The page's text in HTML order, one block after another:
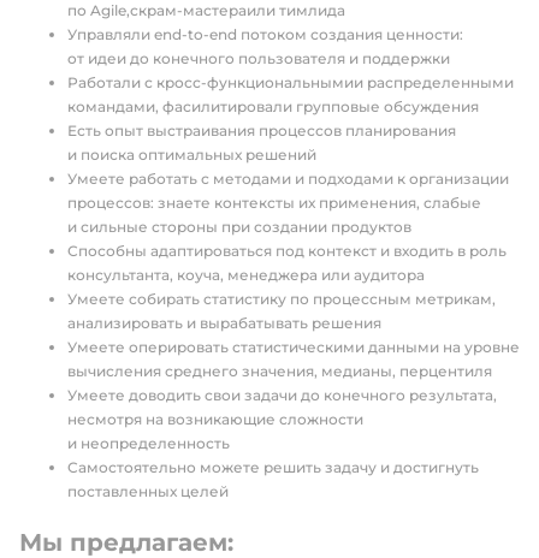
по Agile,скрам-мастераили тимлида
Управляли end-to-end потоком создания ценности:
от идеи до конечного пользователя и поддержки
Работали с кросс-функциональнымии распределенными
командами, фасилитировали групповые обсуждения
Есть опыт выстраивания процессов планирования
и поиска оптимальных решений
Умеете работать с методами и подходами к организации
процессов: знаете контексты их применения, слабые
и сильные стороны при создании продуктов
Способны адаптироваться под контекст и входить в роль
консультанта, коуча, менеджера или аудитора
Умеете собирать статистику по процессным метрикам,
анализировать и вырабатывать решения
Умеете оперировать статистическими данными на уровне
вычисления среднего значения, медианы, перцентиля
Умеете доводить свои задачи до конечного результата,
несмотря на возникающие сложности
и неопределенность
Самостоятельно можете решить задачу и достигнуть
поставленных целей
Мы предлагаем: